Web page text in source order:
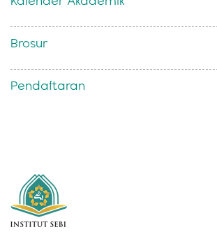
Brosur
Pendaftaran